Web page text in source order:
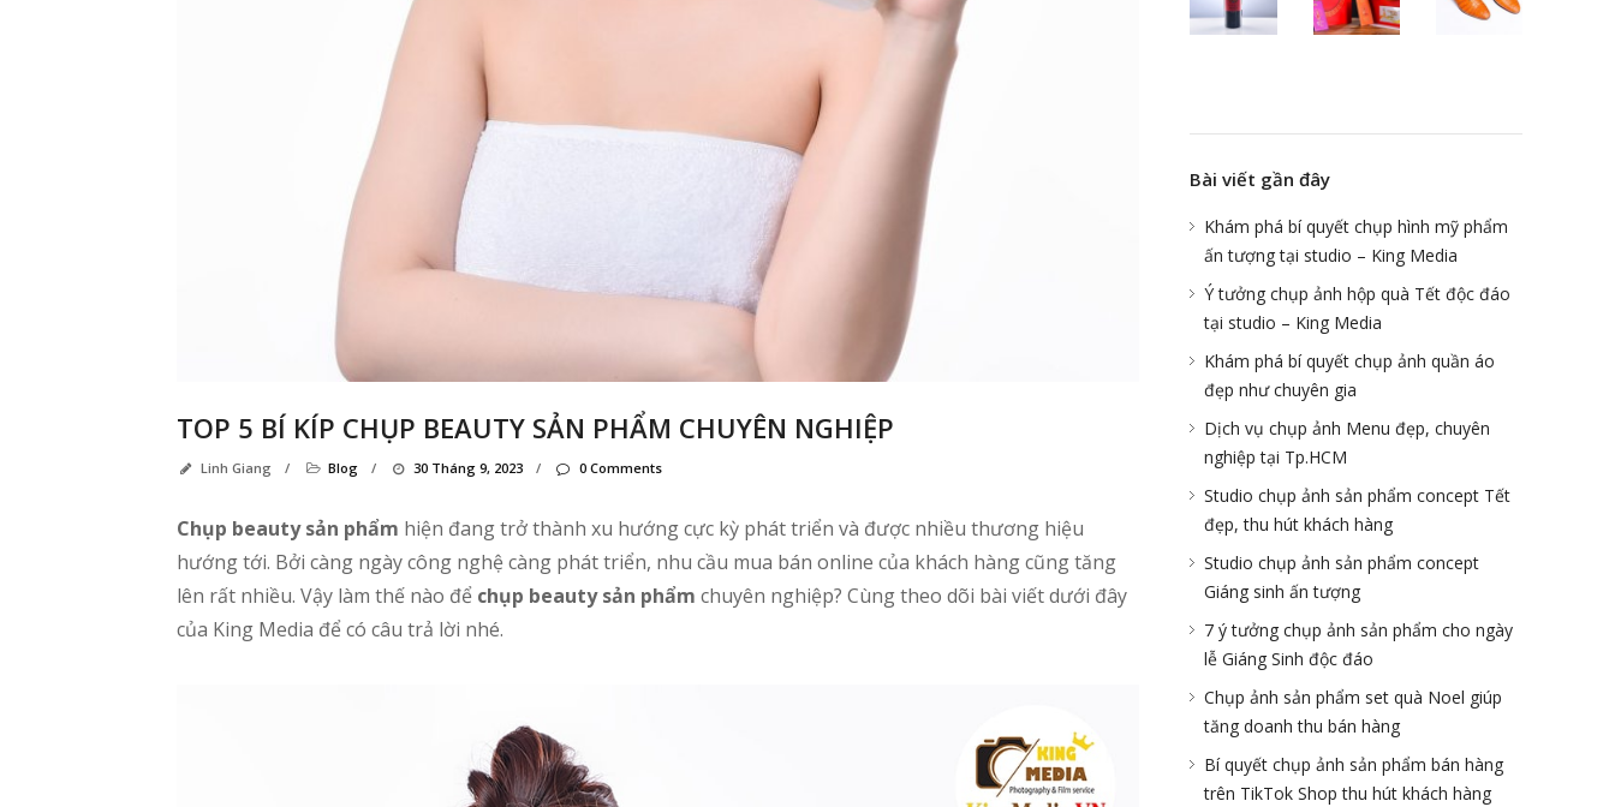
TOP 5 BÍ KÍP CHỤP BEAUTY SẢN PHẨM CHUYÊN NGHIỆP
Linh Giang / Blog / 30 Tháng 9, 2023 / 0 Comments
Chụp beauty sản phẩm hiện đang trở thành xu hướng cực kỳ phát triển và được nhiều thương hiệu
hướng tới. Bởi càng ngày công nghệ càng phát triển, nhu cầu mua bán online của khách hàng cũng tăng
lên rất nhiều. Vậy làm thế nào để chụp beauty sản phẩm chuyên nghiệp? Cùng theo dõi bài viết dưới đây
của King Media để có câu trả lời nhé.
Bài viết gần đây
Khám phá bí quyết chụp hình mỹ phẩm
ấn tượng tại studio – King Media
Ý tưởng chụp ảnh hộp quà Tết độc đáo
tại studio – King Media
Khám phá bí quyết chụp ảnh quần áo
đẹp như chuyên gia
Dịch vụ chụp ảnh Menu đẹp, chuyên
nghiệp tại Tp.HCM
Studio chụp ảnh sản phẩm concept Tết
đẹp, thu hút khách hàng
Studio chụp ảnh sản phẩm concept
Giáng sinh ấn tượng
7 ý tưởng chụp ảnh sản phẩm cho ngày
lễ Giáng Sinh độc đáo
Chụp ảnh sản phẩm set quà Noel giúp
tăng doanh thu bán hàng
Bí quyết chụp ảnh sản phẩm bán hàng
trên TikTok Shop thu hút khách hàng